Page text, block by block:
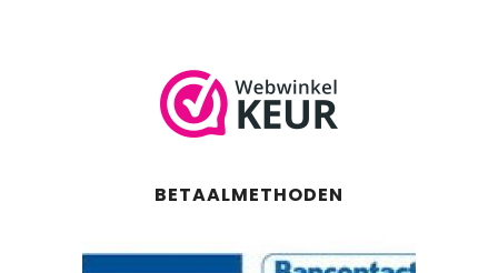
BETAALMETHODEN